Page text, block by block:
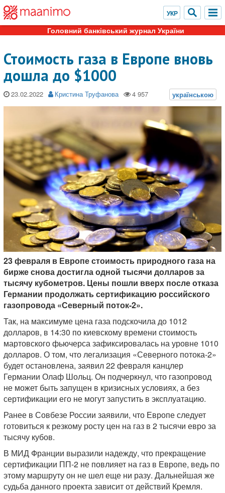
Головний банківський журнал України
Стоимость газа в Европе вновь
дошла до $1000
23.02.2022 Кристина Труфанова
23 февраля в Европе стоимость природного газа на
бирже снова достигла одной тысячи долларов за
тысячу кубометров. Цены пошли вверх после отказа
Германии продолжать сертификацию российского
газопровода «Северный поток-2».
Так, на максимуме цена газа подскочила до 1012
долларов, в 14:30 по киевскому времени стоимость
мартовского фьючерса зафиксировалась на уровне 1010
долларов. О том, что легализация «Северного потока-2»
будет остановлена, заявил 22 февраля канцлер
Германии Олаф Шольц. Он подчеркнул, что газопровод
не может быть запущен в кризисных условиях, а без
сертификации его не могут запустить в эксплуатацию.
Ранее в Совбезе России заявили, что Европе следует
готовиться к резкому росту цен на газ в 2 тысячи евро за
тысячу кубов.
В МИД Франции выразили надежду, что прекращение
сертификации ПП-2 не повлияет на газ в Европе, ведь по
этому маршруту он не шел еще ни разу. Дальнейшая же
судьба данного проекта зависит от действий Кремля.